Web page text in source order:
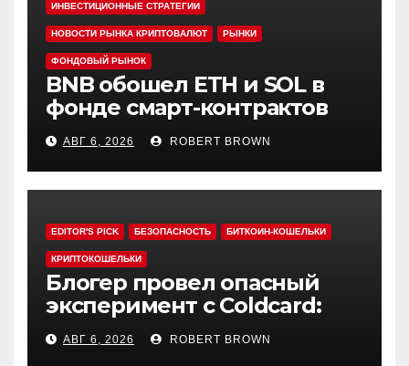
ИНВЕСТИЦИОННЫЕ СТРАТЕГИИ
НОВОСТИ РЫНКА КРИПТОВАЛЮТ РЫНКИ
ФОНДОВЫЙ РЫНОК
BNB обошел ETH и SOL в
фонде смарт-контрактов
Grayscale
АВГ 6, 2026 ROBERT BROWN
EDITOR'S PICK БЕЗОПАСНОСТЬ БИТКОИН-КОШЕЛЬКИ
КРИПТОКОШЕЛЬКИ
Блогер провел опасный
эксперимент с Coldcard:
быстрый взлом уязвимого
кошелька
АВГ 6, 2026 ROBERT BROWN